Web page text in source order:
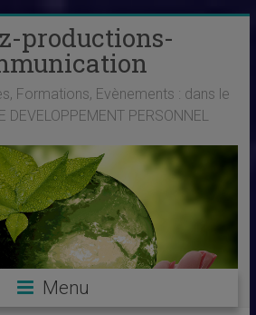
productions-
Formations, Evènements : dans le
DEVELOPPEMENT PERSONNEL
Menu